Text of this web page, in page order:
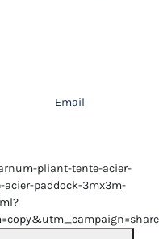
Email
pliant-tente-acier-
paddock-3mx3m-